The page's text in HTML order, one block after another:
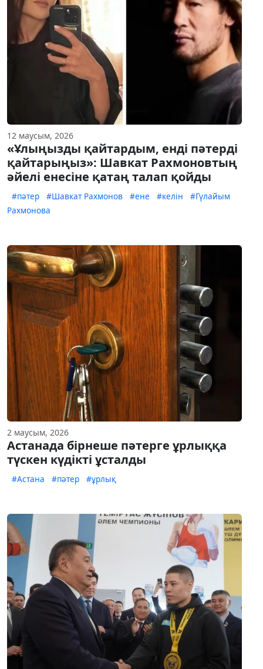
12 маусым, 2026
«Ұлыңызды қайтардым, енді пәтерді
қайтарыңыз»: Шавкат Рахмоновтың
әйелі енесіне қатаң талап қойды
#пәтер #Шавкат Рахмонов #ене #келін
#Гүлайым
Рахмонова
2 маусым, 2026
Астанада бірнеше пәтерге ұрлыққа
түскен күдікті ұсталды
#Астана #пәтер #ұрлық